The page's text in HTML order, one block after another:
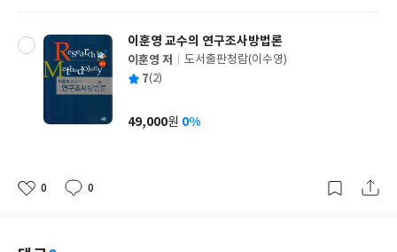
이훈영 교수의 연구조사방법론
글
쓴
이훈영 저
출
사
도서출판청람(이수영)
평 7(2)
가
49,000원 0%
좋
0
댓
0
작